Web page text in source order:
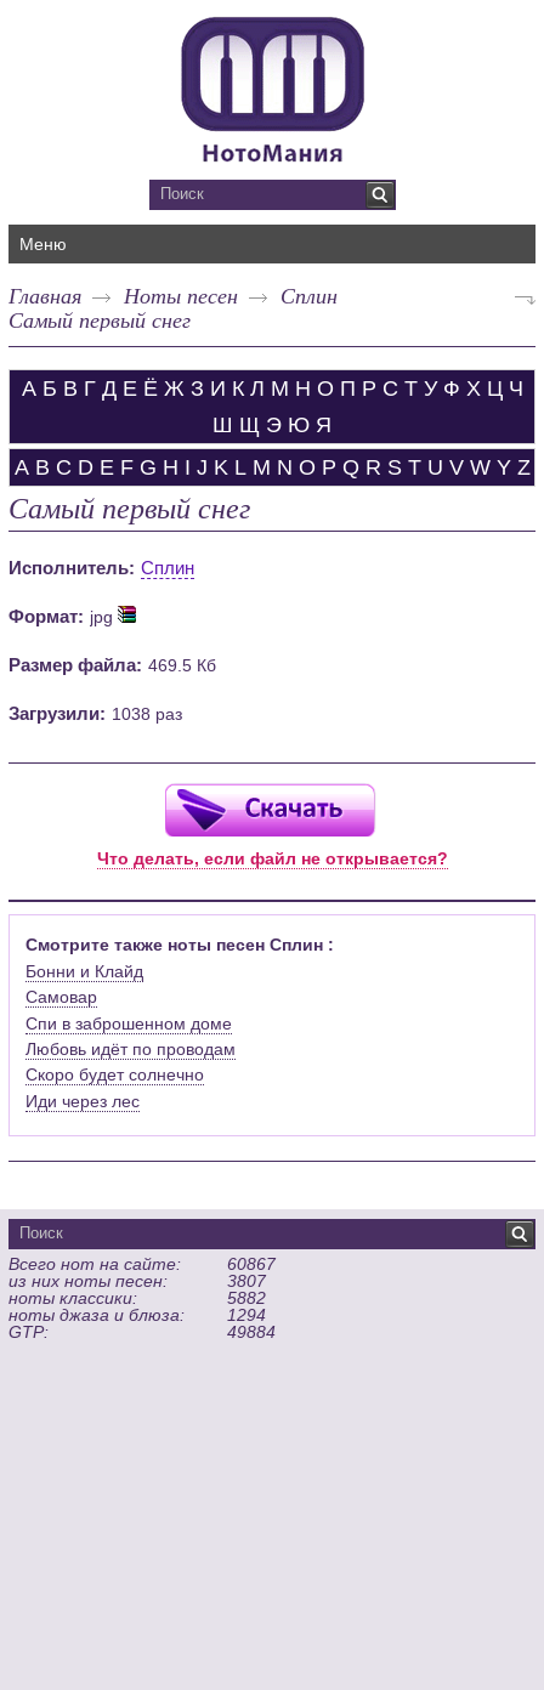
Меню
Главная Ноты песен
Сплин
Самый первый снег
А Б В Г Д Е Ё Ж З И К Л М Н О П Р С Т У Ф Х Ц Ч
Ш Щ Э Ю Я
A B C D E F G H I J K L M N O P Q R S T U V W Y Z
Самый первый снег
Исполнитель: Сплин
Формат: jpg
Размер файла: 469.5 Кб
Загрузили: 1038 раз
Что делать, если файл не открывается?
Смотрите также ноты песен Сплин :
Бонни и Клайд
Самовар
Спи в заброшенном доме
Любовь идёт по проводам
Скоро будет солнечно
Иди через лес
Всего нот на сайте:
60867
из них ноты песен:
3807
ноты классики:
5882
ноты джаза и блюза:
1294
GTP:
49884